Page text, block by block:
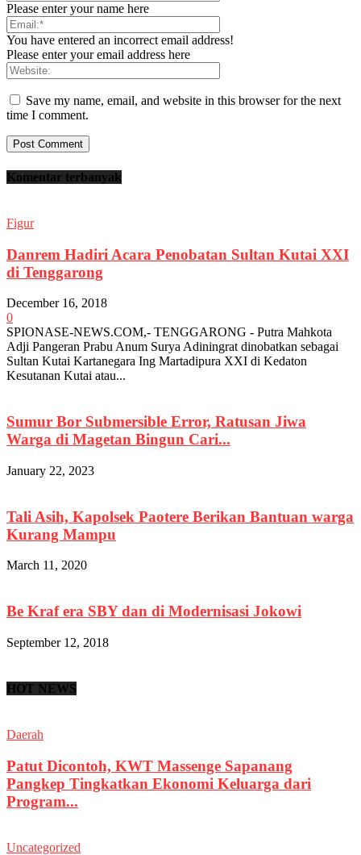
Please enter your name here
You have entered an incorrect email address!
Please enter your email address here
Save my name, email, and website in this browser for the next
time I comment.
Komentar terbanyak
Figur
Danrem Hadiri Acara Penobatan Sultan Kutai XXI
di Tenggarong
December 16, 2018
0
SPIONASE-NEWS.COM,- TENGGARONG - Putra Mahkota
Adji Pangeran Prabu Anum Surya Adiningrat dinobatkan sebagai
Sultan Kutai Kartanegara Ing Martadipura XXI di Kedaton
Kesutanan Kutai atau...
Sumur Bor Submersible Error, Ratusan Jiwa
Warga di Magetan Bingun Cari...
January 22, 2023
Tali Asih, Kapolsek Paotere Berikan Bantuan warga
Kurang Mampu
March 11, 2020
Be Kraf era SBY dan di Modernisasi Jokowi
September 12, 2018
HOT NEWS
Daerah
Patut Dicontoh, KWT Massenge Sapanang
Pangkep Tingkatkan Ekonomi Keluarga dari
Program...
Uncategorized